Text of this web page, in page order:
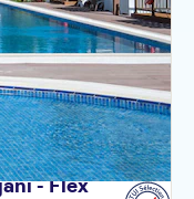
- Flex